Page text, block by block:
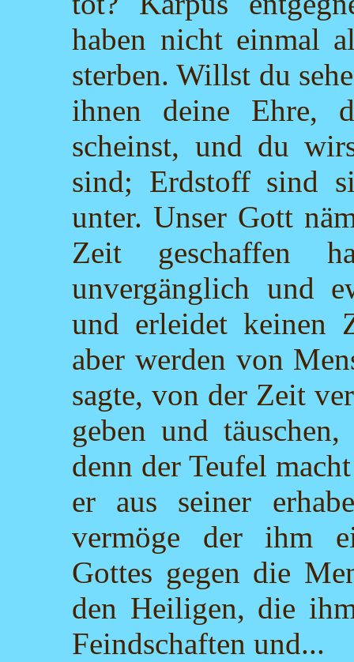
haben nicht einmal
sterben. Willst du
ihnen deine Ehre,
scheinst, und du
sind; Erdstoff sind
unter. Unser Gott
Zeit geschaffen
unvergänglich und
und erleidet keinen
aber werden von
sagte, von der Zeit
geben und
denn der Teufel
er aus seiner
vermöge der ihm
Gottes gegen die
den Heiligen, die
Feindschaften und...